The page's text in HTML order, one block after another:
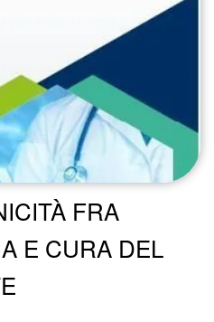
FRA
E CURA DEL